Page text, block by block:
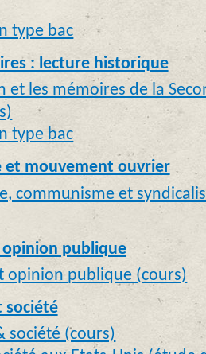
type bac
: lecture historique
et les mémoires de la
type bac
et mouvement ouvrier
communisme et
opinion publique
opinion publique (cours)
société
société (cours)